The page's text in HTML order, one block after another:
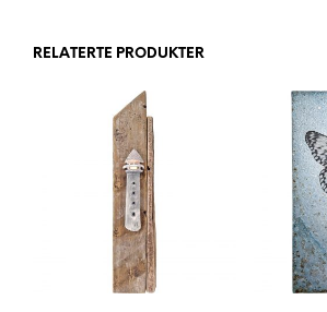
RELATERTE PRODUKTER